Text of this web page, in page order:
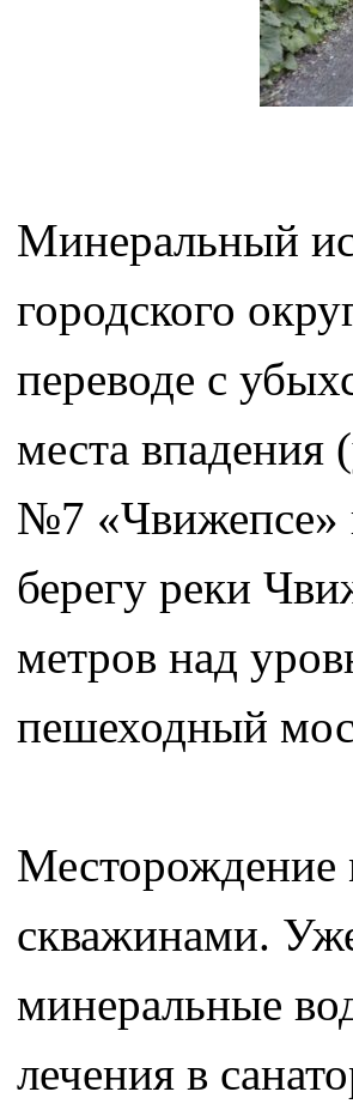
Минеральный
городского
переводе с
места
№7 «Чвижепсе»
берегу реки
метров над
пешеходный
Месторождение
скважинами.
минеральные
лечения в